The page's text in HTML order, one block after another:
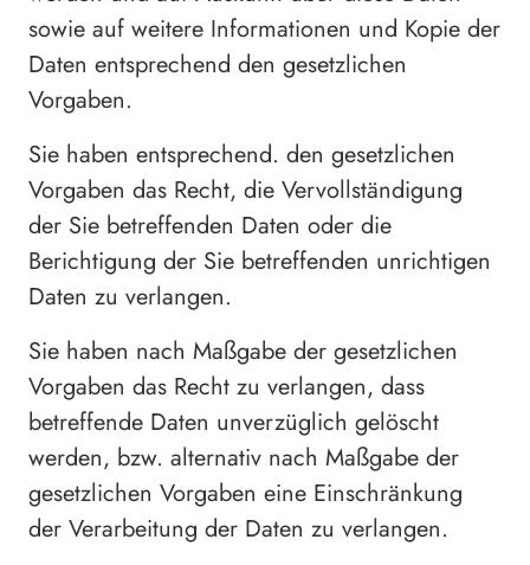
sowie auf weitere Informationen und Kopie der
Daten entsprechend den gesetzlichen
Vorgaben.
Sie haben entsprechend. den gesetzlichen
Vorgaben das Recht, die Vervollständigung
der Sie betreffenden Daten oder die
Berichtigung der Sie betreffenden unrichtigen
Daten zu verlangen.
Sie haben nach Maßgabe der gesetzlichen
Vorgaben das Recht zu verlangen, dass
betreffende Daten unverzüglich gelöscht
werden, bzw. alternativ nach Maßgabe der
gesetzlichen Vorgaben eine Einschränkung
der Verarbeitung der Daten zu verlangen.